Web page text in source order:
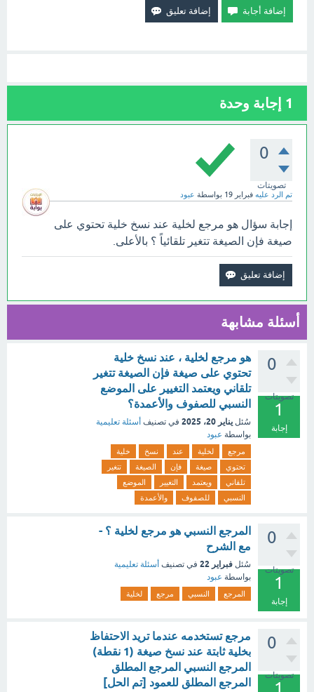
1 إجابة وحدة
0
تصويتات
تم الرد عليه فبراير 19 بواسطة عبود
إجابة سؤال هو مرجع لخلية عند نسخ خلية تحتوي على
صيغة فإن الصيغة تتغير تلقائياً ؟ بالأعلى.
أسئلة مشابهة
0
تصويتات
1
إجابة
هو مرجع لخلية ، عند نسخ خلية
تحتوي على صيغة فإن الصيغة تتغير
تلقاني ويعتمد التغيير على الموضع
النسبي للصفوف والأعمدة؟
سُئل يناير 20، 2025 في تصنيف أسئلة تعليمية
بواسطة عبود
مرجع لخلية عند نسخ
خلية
تحتوي
صيغة فإن الصيغة
تتغير
تلقاني
ويعتمد التغيير
الموضع
النسبي
للصفوف والأعمدة
0
تصويتات
1
إجابة
المرجع النسبي هو مرجع لخلية ؟ -
مع الشرح
سُئل فبراير 22 في تصنيف أسئلة تعليمية
بواسطة عبود
المرجع النسبي مرجع لخلية
0
تصويتات
1
مرجع تستخدمه عندما تريد الاحتفاظ
بخلية ثابتة عند نسخ صيغة (1 نقطة)
المرجع النسبي المرجع المطلق
المرجع المطلق للعمود [تم الحل]